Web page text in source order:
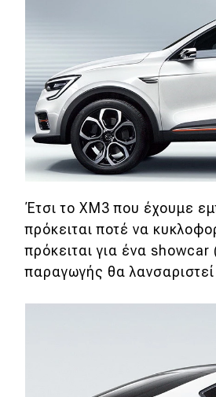
Απόψεις
Test Drive
Δοκιμή
Συγκρίνουμε
Αγώνες
Motorsport
Έτσι το XM3 που έχουμε
πρόκειται ποτέ να
πρόκειται για ένα showcar
παραγωγής θα